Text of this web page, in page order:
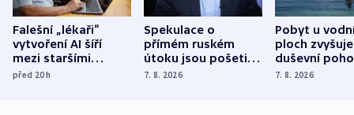
Falešní „lékaři“
vytvoření AI šíří
mezi staršími
Poláky nebezpečné
před 20h
Spekulace o
přímém ruském
útoku jsou pošetilé,
míní estonský
7. 8. 2026
Pobyt u
ploch zvyšuje
duševní
ukázala
7. 8. 2026